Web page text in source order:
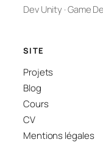
Dev Unity · Game
SITE
Projets
Blog
Cours
CV
Mentions légales